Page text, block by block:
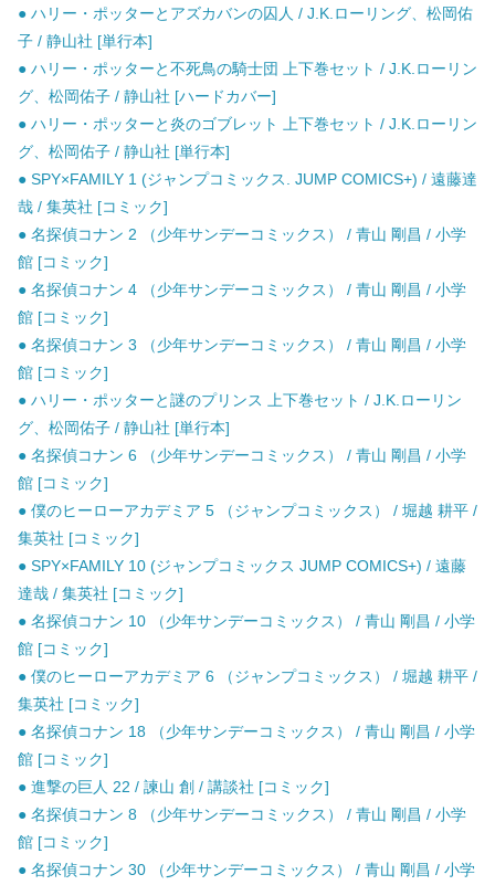
● ハリー・ポッターとアズカバンの囚人 / J.K.ローリング、松岡佑
子 / 静山社 [単行本]
● ハリー・ポッターと不死鳥の騎士団 上下巻セット / J.K.ローリン
グ、松岡佑子 / 静山社 [ハードカバー]
● ハリー・ポッターと炎のゴブレット 上下巻セット / J.K.ローリン
グ、松岡佑子 / 静山社 [単行本]
● SPY×FAMILY 1 (ジャンプコミックス. JUMP COMICS+) / 遠藤達
哉 / 集英社 [コミック]
● 名探偵コナン 2 （少年サンデーコミックス） / 青山 剛昌 / 小学
館 [コミック]
● 名探偵コナン 4 （少年サンデーコミックス） / 青山 剛昌 / 小学
館 [コミック]
● 名探偵コナン 3 （少年サンデーコミックス） / 青山 剛昌 / 小学
館 [コミック]
● ハリー・ポッターと謎のプリンス 上下巻セット / J.K.ローリン
グ、松岡佑子 / 静山社 [単行本]
● 名探偵コナン 6 （少年サンデーコミックス） / 青山 剛昌 / 小学
館 [コミック]
● 僕のヒーローアカデミア 5 （ジャンプコミックス） / 堀越 耕平 /
集英社 [コミック]
● SPY×FAMILY 10 (ジャンプコミックス JUMP COMICS+) / 遠藤
達哉 / 集英社 [コミック]
● 名探偵コナン 10 （少年サンデーコミックス） / 青山 剛昌 / 小学
館 [コミック]
● 僕のヒーローアカデミア 6 （ジャンプコミックス） / 堀越 耕平 /
集英社 [コミック]
● 名探偵コナン 18 （少年サンデーコミックス） / 青山 剛昌 / 小学
館 [コミック]
● 進撃の巨人 22 / 諫山 創 / 講談社 [コミック]
● 名探偵コナン 8 （少年サンデーコミックス） / 青山 剛昌 / 小学
館 [コミック]
● 名探偵コナン 30 （少年サンデーコミックス） / 青山 剛昌 / 小学